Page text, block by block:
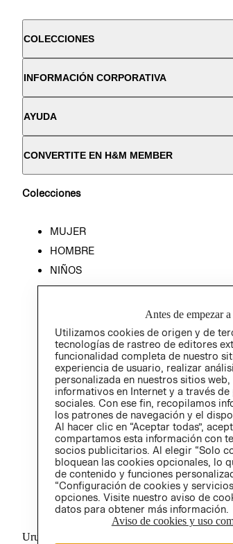
COLECCIONES
INFORMACIÓN CORPORATIVA
AYUDA
CONVERTITE EN H&M MEMBER
Colecciones
MUJER
HOMBRE
NIÑOS
HOME
Uruguay ($U)
Antes de empezar
Utilizamos cookies de origen y de
tecnologías de rastreo de editores
funcionalidad completa de nuestro
experiencia de usuario, realizar
personalizada en nuestros sitios
informativos en Internet y a través
sociales. Con ese fin, recopilamos
los patrones de navegación y el
Al hacer clic en “Aceptar todas”,
compartamos esta información con
socios publicitarios. Al elegir “Solo
bloquean las cookies opcionales, lo
de contenido y funciones
“Configuración de cookies y
opciones. Visite nuestro aviso de
datos para obtener más información.
Aviso de cookies y uso